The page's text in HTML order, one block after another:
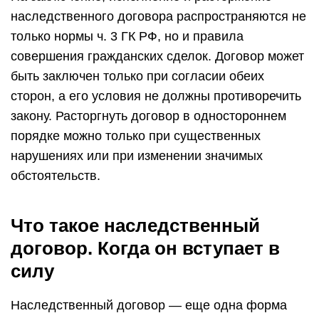
наследственного договора распространяются не
только нормы ч. 3 ГК РФ, но и правила
совершения гражданских сделок. Договор может
быть заключен только при согласии обеих
сторон, а его условия не должны противоречить
закону. Расторгнуть договор в одностороннем
порядке можно только при существенных
нарушениях или при изменении значимых
обстоятельств.
Что такое наследственный
договор. Когда он вступает в
силу
Наследственный договор — еще одна форма